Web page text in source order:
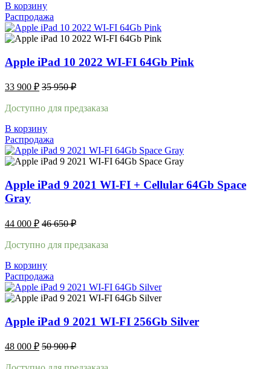
В корзину
Распродажа
Apple iPad 10 2022 WI-FI 64Gb Pink
33 900 ₽ 35 950₽
Доступно для предзаказа
В корзину
Распродажа
Apple iPad 9 2021 WI-FI + Cellular 64Gb Space
Gray
44 000 ₽ 46 650₽
Доступно для предзаказа
В корзину
Распродажа
Apple iPad 9 2021 WI-FI 256Gb Silver
48 000 ₽ 50 900₽